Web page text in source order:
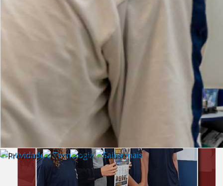
Criatividade e Tecnologia | Saiba mais